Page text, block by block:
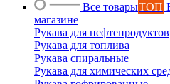
Все товарыТОП
магазине
Рукава для нефтепродуктов
Рукава для топлива
Рукава спиральные
Рукава для химических
Ольга
Маслобензостойкие рукава